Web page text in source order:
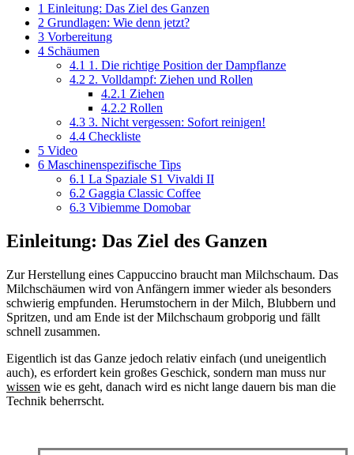
1 Einleitung: Das Ziel des Ganzen
2 Grundlagen: Wie denn jetzt?
3 Vorbereitung
4 Schäumen
4.1 1. Die richtige Position der Dampflanze
4.2 2. Volldampf: Ziehen und Rollen
4.2.1 Ziehen
4.2.2 Rollen
4.3 3. Nicht vergessen: Sofort reinigen!
4.4 Checkliste
5 Video
6 Maschinenspezifische Tips
6.1 La Spaziale S1 Vivaldi II
6.2 Gaggia Classic Coffee
6.3 Vibiemme Domobar
Einleitung: Das Ziel des Ganzen
Zur Herstellung eines Cappuccino braucht man Milchschaum. Das
Milchschäumen wird von Anfängern immer wieder als besonders
schwierig empfunden. Herumstochern in der Milch, Blubbern und
Spritzen, und am Ende ist der Milchschaum grobporig und fällt
schnell zusammen.
Eigentlich ist das Ganze jedoch relativ einfach (und uneigentlich
auch), es erfordert kein großes Geschick, sondern man muss nur
wissen wie es geht, danach wird es nicht lange dauern bis man die
Technik beherrscht.